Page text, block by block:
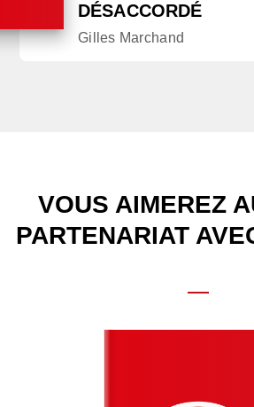
DÉSACCORDÉ
Gilles Marchand
VOUS AIMEREZ
PARTENARIAT